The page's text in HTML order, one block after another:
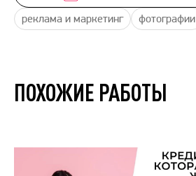
реклама и маркетинг фотографии
ПОХОЖИЕ РАБОТЫ